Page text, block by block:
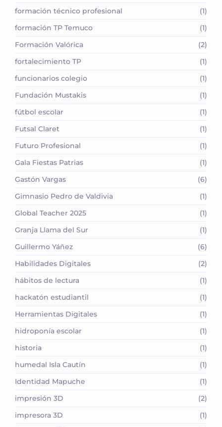
formación técnico profesional
(1)
formación TP Temuco
(1)
Formación Valórica
(2)
fortalecimiento TP
(1)
funcionarios colegio
(1)
Fundación Mustakis
(1)
fútbol escolar
(1)
Futsal Claret
(1)
Futuro Profesional
(1)
Gala Fiestas Patrias
(1)
Gastón Vargas
(6)
Gimnasio Pedro de Valdivia
(1)
Global Teacher 2025
(1)
Granja Llama del Sur
(1)
Guillermo Yáñez
(6)
Habilidades Digitales
(2)
hábitos de lectura
(1)
hackatón estudiantil
(1)
Herramientas Digitales
(1)
hidroponía escolar
(1)
historia
(1)
humedal Isla Cautín
(1)
Identidad Mapuche
(1)
impresión 3D
(2)
impresora 3D
(1)